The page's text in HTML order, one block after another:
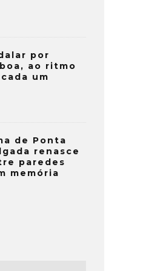
por
ao ritmo
um
de Ponta
renasce
paredes
memória